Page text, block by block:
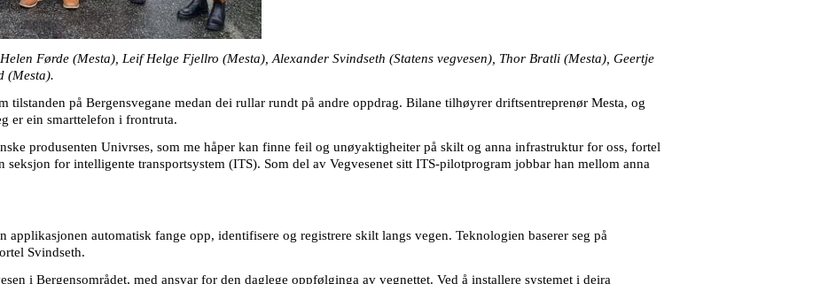
Førde (Mesta), Leif Helge Fjellro (Mesta), Alexander Svindseth (Statens vegvesen), Thor Bratli (Mesta), Geertje
(Mesta).
tilstanden på Bergensvegane medan dei rullar rundt på andre oppdrag. Bilane tilhøyrer driftsentreprenør Mesta, og
er ein smarttelefon i frontruta.
produsenten Univrses, som me håper kan finne feil og unøyaktigheiter på skilt og anna infrastruktur for oss, fortel
seksjon for intelligente transportsystem (ITS). Som del av Vegvesenet sitt ITS-pilotprogram jobbar han mellom anna
applikasjonen automatisk fange opp, identifisere og registrere skilt langs vegen. Teknologien baserer seg på
Svindseth.
i Bergensområdet, med ansvar for den daglege oppfølginga av vegnettet. Ved å installere systemet i deira